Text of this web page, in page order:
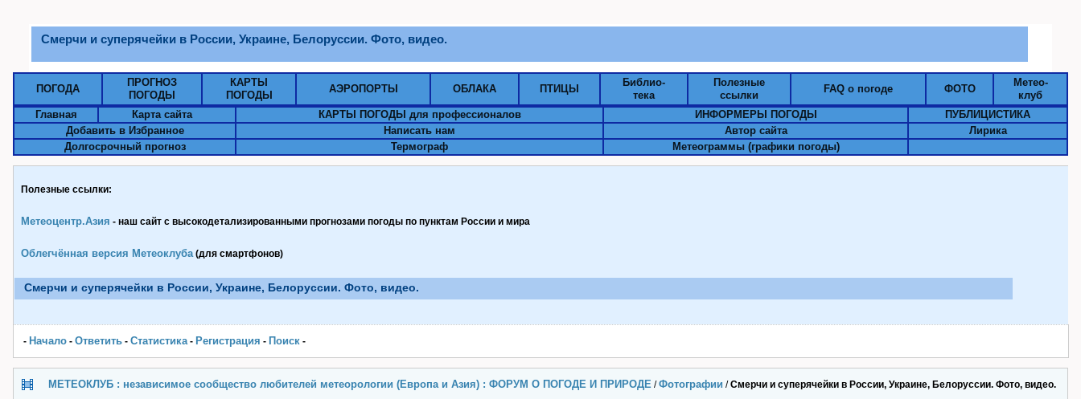
Смерчи и суперячейки в России, Украине, Белоруссии. Фото, видео.
ПОГОДА
ПРОГНОЗ
ПОГОДЫ
КАРТЫ
ПОГОДЫ
АЭРОПОРТЫ ОБЛАКА ПТИЦЫ
Библио-
тека
Полезные
ссылки
FAQ о погоде ФОТО
Метео-
клуб
Главная
Карта сайта КАРТЫ ПОГОДЫ для профессионалов ИНФОРМЕРЫ ПОГОДЫ
ПУБЛИЦИСТИКА
Добавить в Избранное
Написать нам Автор сайта
Лирика
Долгосрочный прогноз
Термограф Метеограммы (графики погоды)
Полезные ссылки:
Метеоцентр.Азия - наш сайт с высокодетализированными прогнозами погоды по пунктам Pоссии и мира
Облегчённая версия Метеоклуба(для смартфонов)
Смерчи и суперячейки в России, Украине, Белоруссии. Фото, видео.
- Начало - Ответить - Статистика- Pегистрация - Поиск -
МЕТЕОКЛУБ : независимое сообщество любителей метеорологии (Европа и Азия) : ФОРУМ О ПОГОДЕ И ПРИРОДЕ /Фотографии /Смерчи и суперячейки в России, Украине, Белоруссии. Фото, видео.